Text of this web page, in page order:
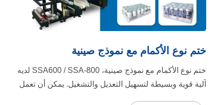
ختم نوع الأكمام مع نموذج صينية
ختم نوع الأكمام مع نموذج صينية، SSA600 / SSA-800 لديه
آلية قوية وبسيطة لتسهيل التعديل والتشغيل. يمكن أن تعمل